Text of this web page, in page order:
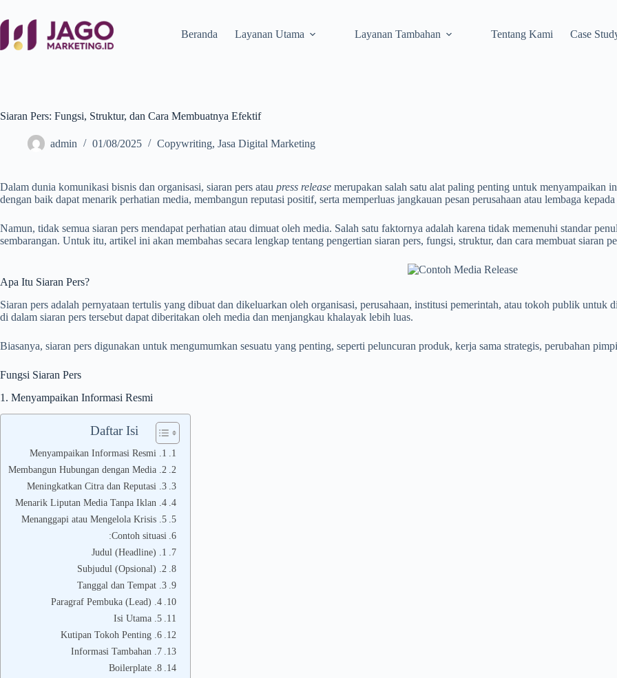
Beranda Layanan Utama Layanan Tambahan Tentang Kami Case
Siaran Pers: Fungsi, Struktur, dan Cara Membuatnya Efektif
admin 01/08/2025 Copywriting, Jasa Digital Marketing
Dalam dunia komunikasi bisnis dan organisasi, siaran pers atau press release merupakan salah satu alat paling penting untuk menyampaikan
dengan baik dapat menarik perhatian media, membangun reputasi positif, serta memperluas jangkauan pesan perusahaan atau lembaga
Namun, tidak semua siaran pers mendapat perhatian atau dimuat oleh media. Salah satu faktornya adalah karena tidak memenuhi standar
sembarangan. Untuk itu, artikel ini akan membahas secara lengkap tentang pengertian siaran pers, fungsi, struktur, dan cara membuat siaran
Apa Itu Siaran Pers?
Siaran pers adalah pernyataan tertulis yang dibuat dan dikeluarkan oleh organisasi, perusahaan, institusi pemerintah, atau tokoh publik untuk
di dalam siaran pers tersebut dapat diberitakan oleh media dan menjangkau khalayak lebih luas.
Biasanya, siaran pers digunakan untuk mengumumkan sesuatu yang penting, seperti peluncuran produk, kerja sama strategis, perubahan
Fungsi Siaran Pers
1. Menyampaikan Informasi Resmi
Daftar Isi
1. Menyampaikan Informasi Resmi
2. Membangun Hubungan dengan Media
3. Meningkatkan Citra dan Reputasi
4. Menarik Liputan Media Tanpa Iklan
5. Menanggapi atau Mengelola Krisis
Contoh situasi:
1. Judul (Headline)
2. Subjudul (Opsional)
3. Tanggal dan Tempat
4. Paragraf Pembuka (Lead)
5. Isi Utama
6. Kutipan Tokoh Penting
7. Informasi Tambahan
8. Boilerplate